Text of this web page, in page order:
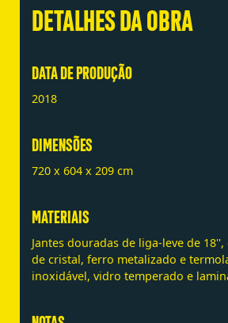
DETALHES DA OBRA
DATA DE PRODUÇÃO
2018
DIMENSÕES
720 x 604 x 209 cm
MATERIAIS
Jantes douradas de liga-leve de
de cristal, ferro metalizado e
inoxidável, vidro temperado e